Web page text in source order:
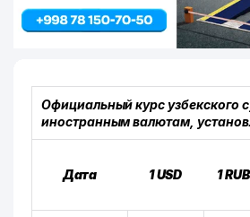
Официальный курс узбекского
иностранным валютам,
Дата 1 USD 1 RUB